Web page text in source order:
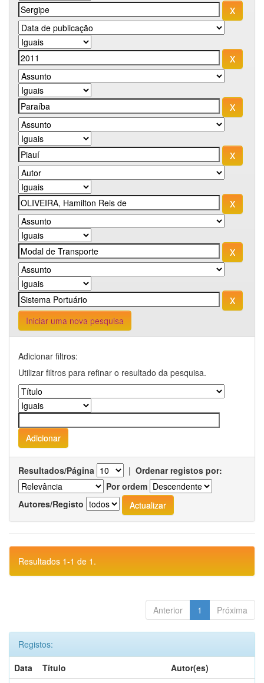
Iniciar uma nova pesquisa
Adicionar filtros:
Utilizar filtros para refinar o resultado da pesquisa.
Resultados/Página | Ordenar registos por:
Por ordem
Autores/Registo
Resultados 1-1 de 1.
Anterior 1 Próxima
Registos:
Data
Título
Autor(es)